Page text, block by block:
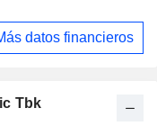
Tbk
datos financieros